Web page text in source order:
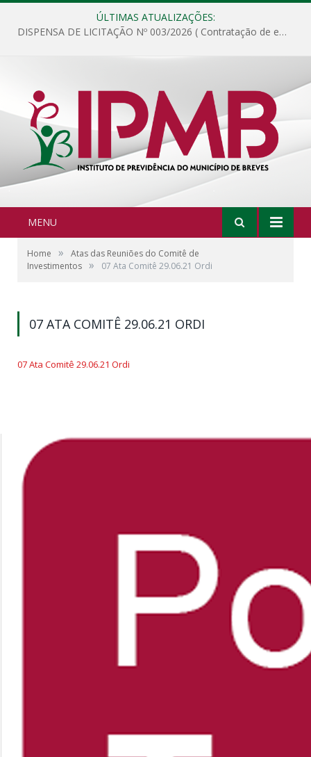
ÚLTIMAS ATUALIZAÇÕES:
DISPENSA DE LICITAÇÃO Nº 003/2026 ( Contratação de empresa para fornecimento de gêneros alimentícios não perecíveis, materiais de expediente, descartáveis, copa e cozinha, para análise e posterior publicação.)
MENU
Home »
Atas das Reuniões do Comitê de
Investimentos » 07 Ata Comitê 29.06.21 Ordi
07 ATA COMITÊ 29.06.21 ORDI
07 Ata Comitê 29.06.21 Ordi